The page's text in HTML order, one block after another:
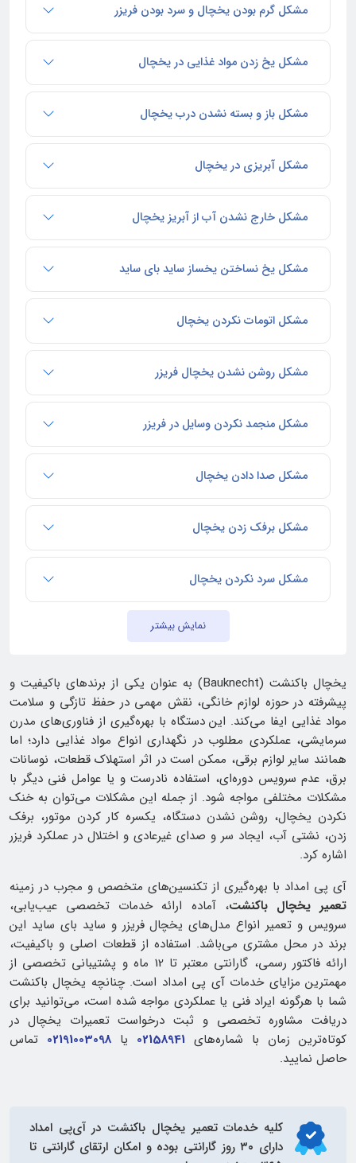
مشکل گرم بودن یخچال و سرد بودن فریزر
مشکل یخ زدن مواد غذایی در یخچال
مشکل باز و بسته نشدن درب یخچال
مشکل آبریزی در یخچال
مشکل خارج نشدن آب از آبریز یخچال
مشکل یخ نساختن یخساز ساید بای ساید
مشکل اتومات نکردن یخچال
مشکل روشن نشدن یخچال فریزر
مشکل منجمد نکردن وسایل در فریزر
مشکل صدا دادن یخچال
مشکل برفک زدن یخچال
مشکل سرد نکردن یخچال
نمایش بیشتر
یخچال باکنشت (Bauknecht) به عنوان یکی از برندهای باکیفیت و
پیشرفته در حوزه لوازم خانگی، نقش مهمی در حفظ تازگی و سلامت
مواد غذایی ایفا می‌کند. این دستگاه با بهره‌گیری از فناوری‌های مدرن
سرمایشی، عملکردی مطلوب در نگهداری انواع مواد غذایی دارد؛ اما
همانند سایر لوازم برقی، ممکن است در اثر استهلاک قطعات، نوسانات
برق، عدم سرویس دوره‌ای، استفاده نادرست و یا عوامل فنی دیگر با
مشکلات مختلفی مواجه شود. از جمله این مشکلات می‌توان به خنک
نکردن یخچال، روشن نشدن دستگاه، یکسره کار کردن موتور، برفک
زدن، نشتی آب، ایجاد سر و صدای غیرعادی و اختلال در عملکرد فریزر
اشاره کرد.
آی پی امداد با بهره‌گیری از تکنسین‌های متخصص و مجرب در زمینه
تعمیر یخچال باکنشت، آماده ارائه خدمات تخصصی عیب‌یابی،
سرویس و تعمیر انواع مدل‌های یخچال فریزر و ساید بای ساید این
برند در محل مشتری می‌باشد. استفاده از قطعات اصلی و باکیفیت،
ارائه فاکتور رسمی، گارانتی معتبر تا 12 ماه و پشتیبانی تخصصی از
مهمترین مزایای خدمات آی پی امداد است. چنانچه یخچال باکنشت
شما با هرگونه ایراد فنی یا عملکردی مواجه شده است، می‌توانید برای
دریافت مشاوره تخصصی و ثبت درخواست تعمیرات یخچال در
کوتاه‌ترین زمان با شماره‌های 02158941 یا 02191003098 تماس
حاصل نمایید.
کلیه خدماتتعمیر یخچال باکنشت در آی‌پی امداد
دارای ۳۰ روز گارانتی بوده و امکان ارتقای گارانتی تا